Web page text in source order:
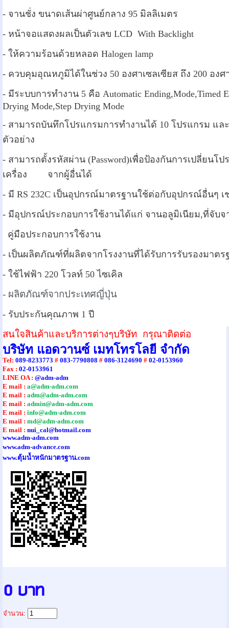
- จานชั่ง ขนาดเส้นผ่าศูนย์กลาง 95 มิลลิเมตร
- หน้าจอแสดงผลเป็นตัวเลข LCD With Backlight
- ให้ความร้อนด้วยหลอด Halogen lamp
- ควบคุมอุณหภูมิได้ในช่วง 50 องศาเซลเซียส ถึง 200 องศ
- มีระบบการทำงาน 5 คือ Automatic Ending,Mode,Timed
Drying Mode,Step Drying Mode
- สามารถบันทึกโปรแกรมการทำงานได้ 10 โปรแกรม แ
ตัวอย่าง
- สามารถตั้งรหัสผ่าน (Password)เพื่อป้องกันการเปลี่ยนโ
เครื่อง จากผู้อื่นได้
- มี RS 232C เป็นอุปกรณ์มาตรฐานใช้ต่อกับอุปกรณ์อื่นๆ
- มีอุปกรณ์ประกอบการใช้งานได้แก่ จานอลูมิเนียม,ที่จับ
คู่มือประกอบการใช้งาน
- เป็นผลิตภัณฑ์ที่ผลิตจากโรงงานที่ได้รับการรับรองมาตร
- ใช้ไฟฟ้า 220 โวลท์ 50 ไซเคิล
- ผลิตภัณฑ์จากประเทศญี่ปุ่น
- รับประกันคุณภาพ 1 ปี
สนใจสินค้าและบริการต่างๆบริษัท กรุณาติดต่อ
บริษัท แอดวานซ์ เมทโทรโลยี จำกัด
Tel: 089-8233773 # 083-7790808 # 086-3124690 # 02-0153960
Fax : 02-0153961
LINE OA : @adm-adm
E mail : a@adm-adm.com
E mail : adm@adm-adm.com
E mail : admin@adm-adm.com
E mail : info@adm-adm.com
E mail : md@adm-adm.com
E mail : nui_cal@hotmail.com
www.adm-adm.com
www.adm-advance.com
www.ตุ้มน้ำหนักมาตรฐาน.com
0 บาท
จำนวน: